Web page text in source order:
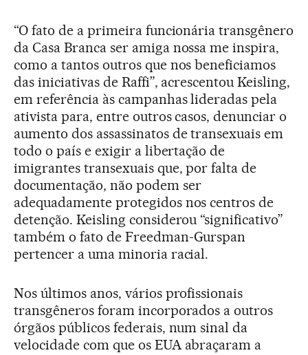
“O fato de a primeira funcionária transgênero
da Casa Branca ser amiga nossa me inspira,
como a tantos outros que nos beneficiamos
das iniciativas de Raffi”, acrescentou Keisling,
em referência às campanhas lideradas pela
ativista para, entre outros casos, denunciar o
aumento dos assassinatos de transexuais em
todo o país e exigir a libertação de
imigrantes transexuais que, por falta de
documentação, não podem ser
adequadamente protegidos nos centros de
detenção. Keisling considerou “significativo”
também o fato de Freedman-Gurspan
pertencer a uma minoria racial.
Nos últimos anos, vários profissionais
transgêneros foram incorporados a outros
órgãos públicos federais, num sinal da
velocidade com que os EUA abraçaram a